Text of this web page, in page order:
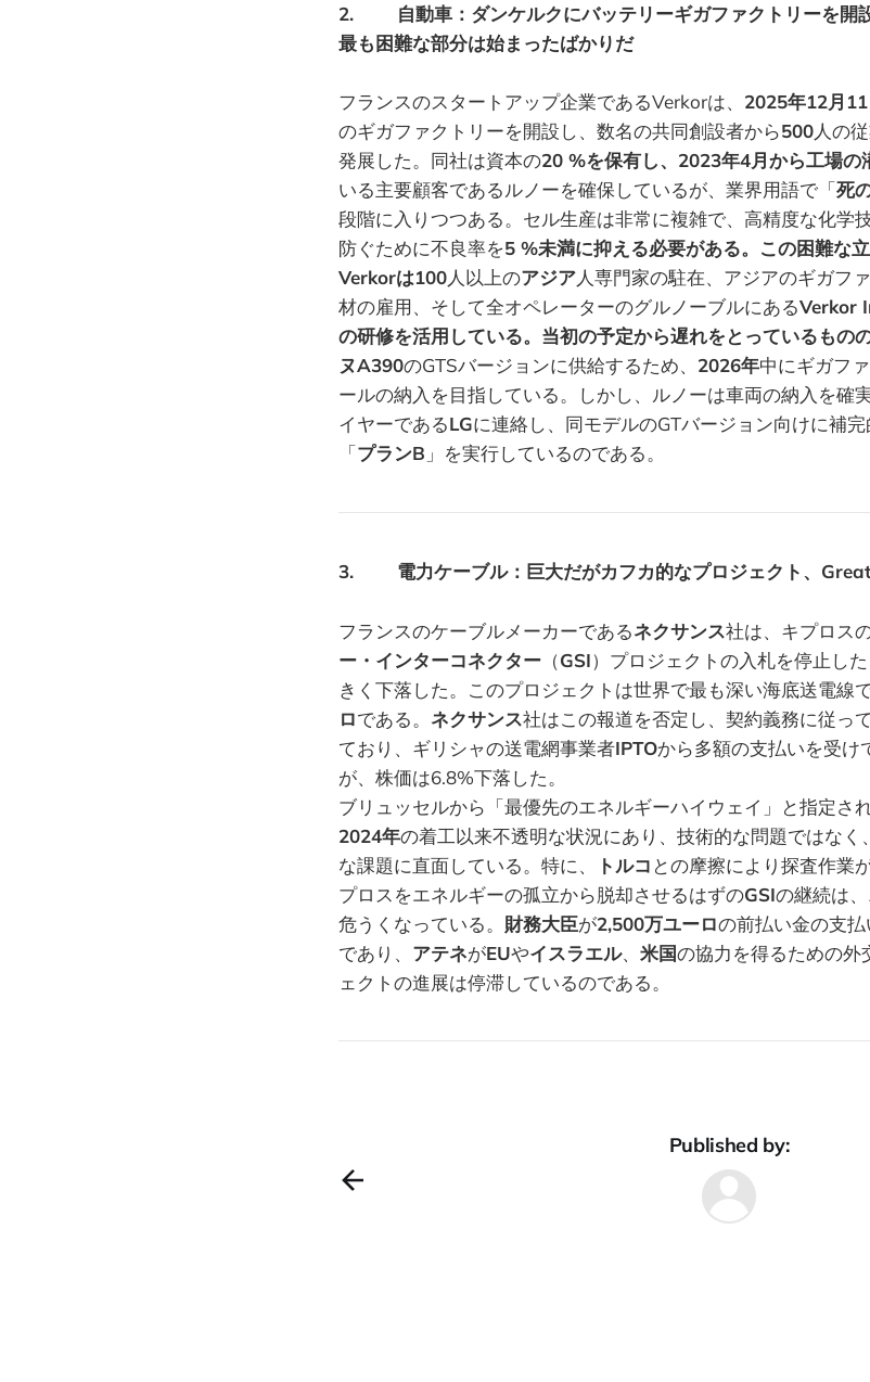
2. 自動車：ダンケルクにバッテリーギガファクトリーを開設
最も困難な部分は始まったばかりだ
フランスのスタートアップ企業であるVerkorは、 2025年12月11
のギガファクトリーを開設し、数名の共同創設者から500人の
発展した。同社は資本の20 %を保有し、2023年4月から工場の
いる主要顧客であるルノーを確保しているが、業界用語で「死
段階に入りつつある。セル生産は非常に複雑で、高精度な化学
防ぐために不良率を5 %未満に抑える必要がある。この困難な
Verkorは100人以上のアジア人専門家の駐在、アジアのギガフ
材の雇用、そして全オペレーターのグルノーブルにあるVerkor
の研修を活用している。当初の予定から遅れをとっているもの
ヌA390のGTSバージョンに供給するため、 2026年中にギガフ
ールの納入を目指している。しかし、ルノーは車両の納入を確
イヤーであるLGに連絡し、同モデルのGTバージョン向けに補完
「プランB 」を実行しているのである。
3. 電力ケーブル：巨大だがカフカ的なプロジェクト、
フランスのケーブルメーカーであるネクサンス社は、キプロス
ー・インターコネクター （GSI）プロジェクトの入札を停止し
きく下落した。このプロジェクトは世界で最も深い海底送電線
ロである。 ネクサンス社はこの報道を否定し、契約義務に従っ
ており、ギリシャの送電網事業者IPTOから多額の支払いを受け
が、株価は6.8%下落した。
ブリュッセルから「最優先のエネルギーハイウェイ」と指定さ
2024年の着工以来不透明な状況にあり、技術的な問題ではな
な課題に直面している。特に、
トルコ との摩擦により探査作業
プロスをエネルギーの孤立から脱却させるはずのGSIの継続は
危うくなっている。 財務大臣が2,500万ユーロの前払い金の支
であり、 アテネがEUやイスラエル、 米国の協力を得るための外
ェクトの進展は停滞しているのである。
Published by: